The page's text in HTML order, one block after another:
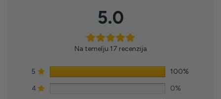
5.0
Na temelju 17 recenzija
5 100%
4 0%